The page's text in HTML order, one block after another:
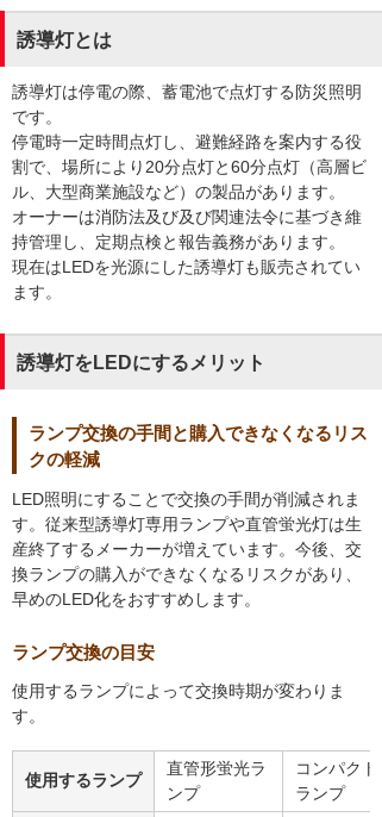
誘導灯とは
誘導灯は停電の際、蓄電池で点灯する防災照明
です。
停電時一定時間点灯し、避難経路を案内する役
割で、場所により20分点灯と60分点灯（高層ビ
ル、大型商業施設など）の製品があります。
オーナーは消防法及び及び関連法令に基づき維
持管理し、定期点検と報告義務があります。
現在はLEDを光源にした誘導灯も販売されてい
ます。
誘導灯をLEDにするメリット
ランプ交換の手間と購入できなくなるリス
クの軽減
LED照明にすることで交換の手間が削減されま
す。従来型誘導灯専用ランプや直管蛍光灯は生
産終了するメーカーが増えています。今後、交
換ランプの購入ができなくなるリスクがあり、
早めのLED化をおすすめします。
ランプ交換の目安
使用するランプによって交換時期が変わりま
す。
使用するランプ
直管形蛍光ラ
ンプ
コンパクト
ランプ